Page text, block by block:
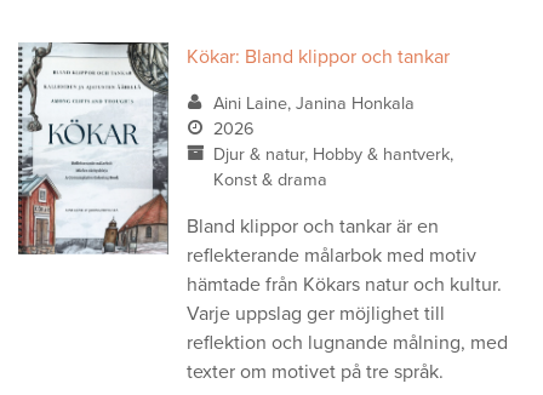
Kökar: Bland klippor och tankar
Aini Laine, Janina Honkala
2026
Djur & natur, Hobby & hantverk,
Konst & drama
Bland klippor och tankar är en
reflekterande målarbok med motiv
hämtade från Kökars natur och kultur.
Varje uppslag ger möjlighet till
reflektion och lugnande målning, med
texter om motivet på tre språk.